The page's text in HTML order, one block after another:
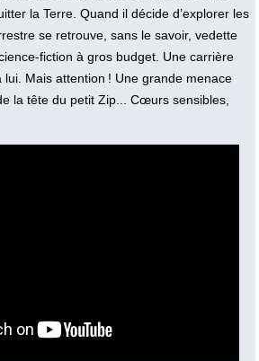
la Terre. Quand il décide d’explorer les
se retrouve, sans le savoir, vedette
fiction à gros budget. Une carrière
lui. Mais attention ! Une grande menace
la tête du petit Zip... Cœurs sensibles,